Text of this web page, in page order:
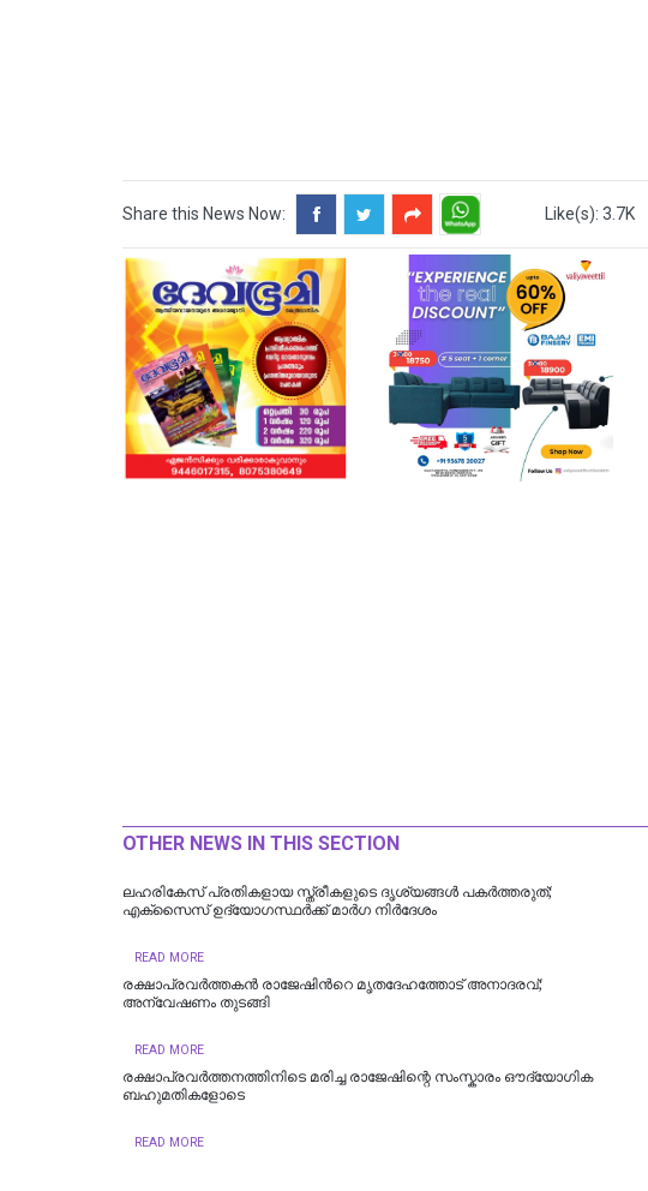
Share this News Now: Like(s): 3.7K
OTHER NEWS IN THIS SECTION
ലഹരികേസ് പ്രതികളായ സ്ത്രീകളുടെ ദൃശ്യങ്ങള്‍ പകര്‍ത്തരുത്;
എക്സൈസ് ഉദ്യോഗസ്ഥര്‍ക്ക് മാര്‍ഗ നിര്‍ദേശം
READ MORE
രക്ഷാപ്രവർത്തകൻ രാജേഷിന്‍റെ മൃതദേഹത്തോട് അനാദരവ്;
അന്വേഷണം തുടങ്ങി
READ MORE
രക്ഷാപ്രവർത്തനത്തിനിടെ മരിച്ച രാജേഷിന്റെ സംസ്കാരം ഔദ്യോ​ഗിക
ബഹുമതികളോടെ
READ MORE